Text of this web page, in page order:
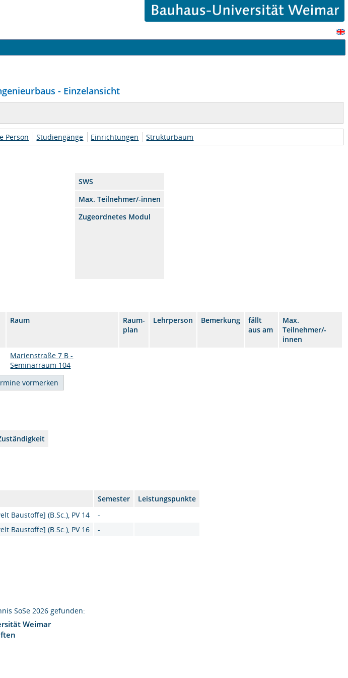
- Einzelansicht
Person Studiengänge Einrichtungen Strukturbaum
SWS
Max. Teilnehmer/-innen
Zugeordnetes Modul
Raum
Raum-
plan
Lehrperson Bemerkung
fällt
aus am
Max.
Teilnehmer/-
innen
Marienstraße 7 B -
Seminarraum 104
Semester
Leistungspunkte
Baustoffe] (B.Sc.), PV 14
-
Baustoffe] (B.Sc.), PV 16 -
SoSe 2026 gefunden:
Weimar